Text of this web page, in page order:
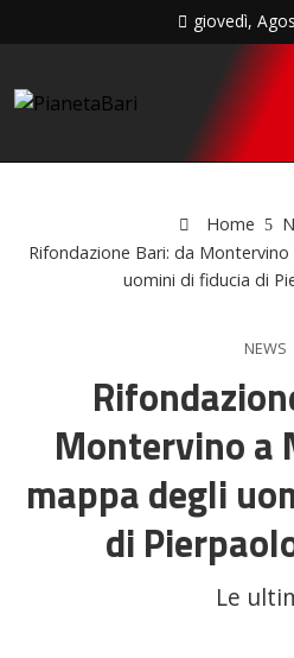
giovedì,
Home
Rifondazione Bari: da
uomini di fiducia di
NEWS
Montervino a
mappa degli
di
Le